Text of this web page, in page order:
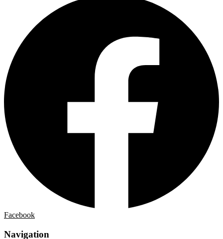
Facebook
Navigation